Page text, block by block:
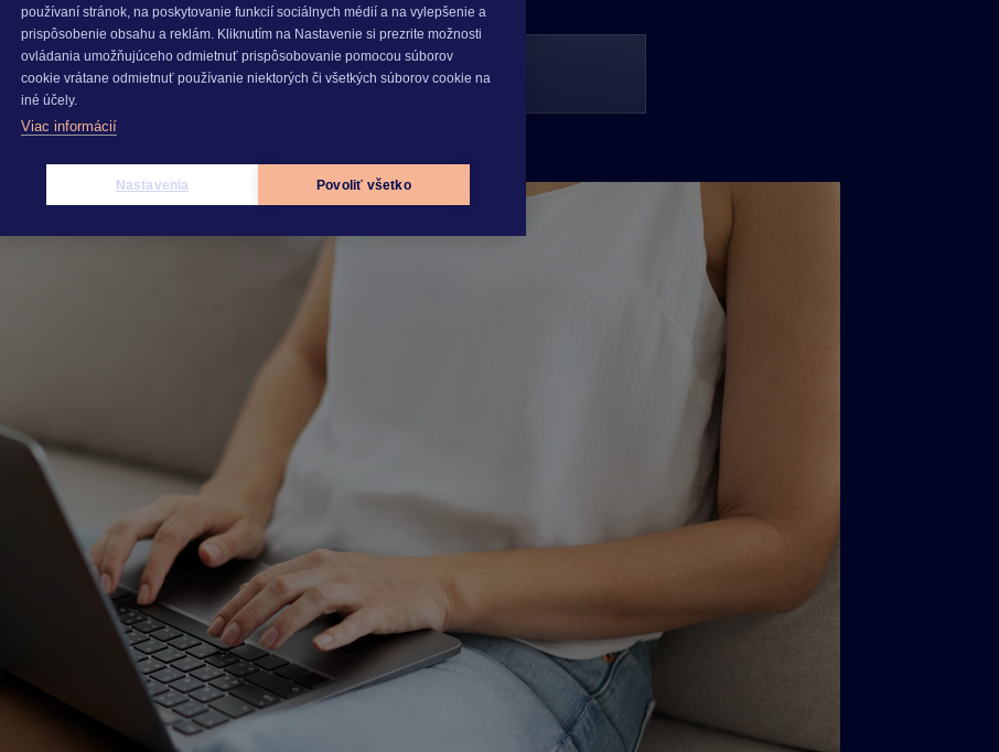
API od Tatra banky – kam smerujeme? (4. časť)
používaní stránok, na poskytovanie funkcií sociálnych médií a na vylepšenie a
prispôsobenie obsahu a reklám. Kliknutím na Nastavenie si prezrite možnosti
ovládania umožňujúceho odmietnuť prispôsobovanie pomocou súborov
cookie vrátane odmietnuť používanie niektorých či všetkých súborov cookie na
iné účely.
Viac informácií
Nastavenia Povoliť všetko